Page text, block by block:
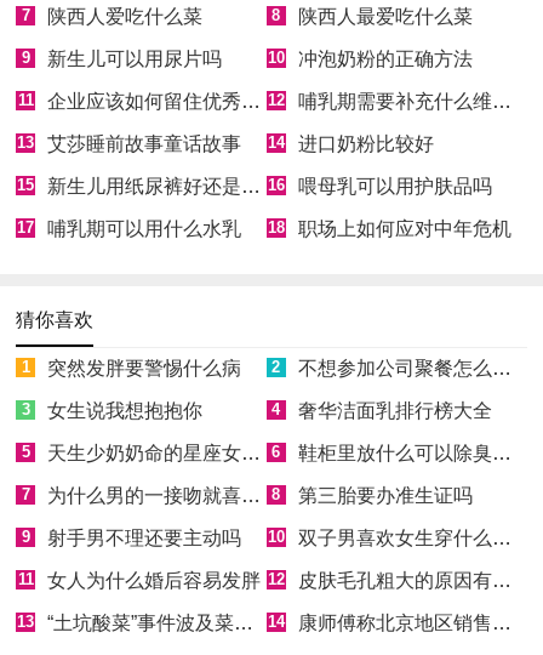
7 陕西人爱吃什么菜 8 陕西人最爱吃什么菜
9 新生儿可以用尿片吗 10 冲泡奶粉的正确方法
11 企业应该如何留住优秀员工 12 哺乳期需要补充什么维生素
13 艾莎睡前故事童话故事 14 进口奶粉比较好
15 新生儿用纸尿裤好还是用拉拉裤好 16 喂母乳可以用护肤品吗
17 哺乳期可以用什么水乳 18 职场上如何应对中年危机
猜你喜欢
1 突然发胖要警惕什么病 2 不想参加公司聚餐怎么拒绝
3 女生说我想抱抱你 4 奢华洁面乳排行榜大全
5 天生少奶奶命的星座女有哪些 6 鞋柜里放什么可以除臭消菌
7 为什么男的一接吻就喜欢伸舌头 8 第三胎要办准生证吗
9 射手男不理还要主动吗 10 双子男喜欢女生穿什么样的衣服
11 女人为什么婚后容易发胖 12 皮肤毛孔粗大的原因有哪些
13 “土坑酸菜”事件波及菜农，芥菜囤积如山 14 康师傅称北京地区销售产品非问题酸菜